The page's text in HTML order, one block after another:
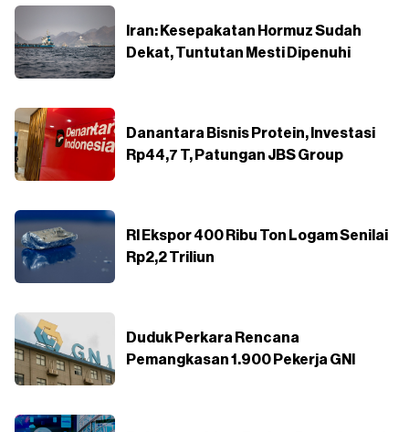
Iran: Kesepakatan Hormuz Sudah
Dekat, Tuntutan Mesti Dipenuhi
Danantara Bisnis Protein, Investasi
Rp44,7 T, Patungan JBS Group
RI Ekspor 400 Ribu Ton Logam Senilai
Rp2,2 Triliun
Duduk Perkara Rencana
Pemangkasan 1.900 Pekerja GNI